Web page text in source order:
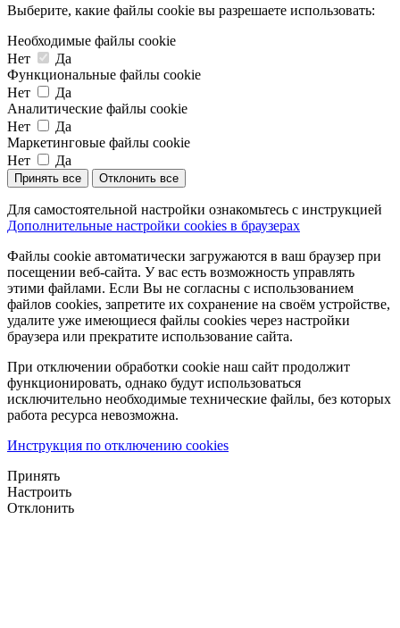
Выберите, какие файлы cookie вы разрешаете использовать:
Необходимые файлы cookie
Нет
Да
Функциональные файлы cookie
Нет
Да
Аналитические файлы cookie
Нет
Да
Маркетинговые файлы cookie
Нет
Да
Принять все Отклонить все
Для самостоятельной настройки ознакомьтесь с инструкцией
Дополнительные настройки cookies в браузерах
Файлы cookie автоматически загружаются в ваш браузер при
посещении веб-сайта. У вас есть возможность управлять
этими файлами. Если Вы не согласны с использованием
файлов cookies, запретите их сохранение на своём устройстве,
удалите уже имеющиеся файлы cookies через настройки
браузера или прекратите использование сайта.
При отключении обработки cookie наш сайт продолжит
функционировать, однако будут использоваться
исключительно необходимые технические файлы, без которых
работа ресурса невозможна.
Инструкция по отключению cookies
Принять
Настроить
Отклонить